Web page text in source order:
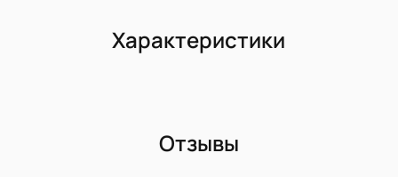
Характеристики
Отзывы